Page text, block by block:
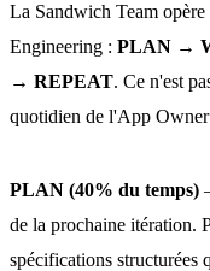
La Sandwich Team
Engineering : PLAN →
→ REPEAT. Ce n'est
quotidien de l'App Owner
PLAN (40% du temps)
de la prochaine itération.
spécifications structurées